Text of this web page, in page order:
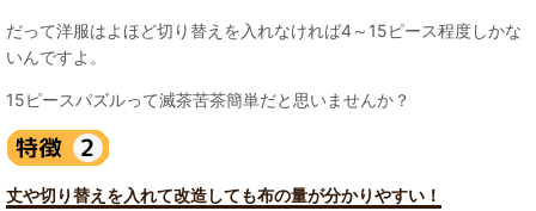
だって洋服はよほど切り替えを入れなければ4～15ピース程度しかな
いんですよ。
15ピースパズルって滅茶苦茶簡単だと思いませんか？
丈や切り替えを入れて改造しても布の量が分かりやすい！